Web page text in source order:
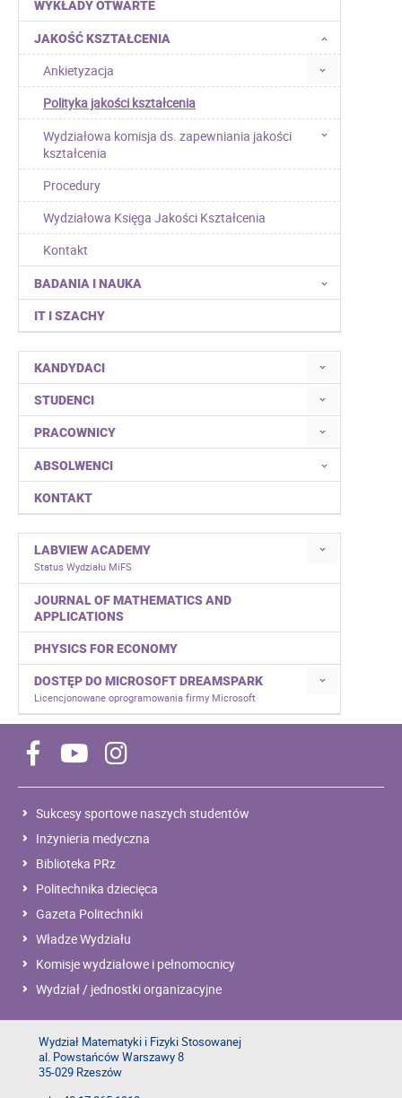
WYKŁADY OTWARTE
JAKOŚĆ KSZTAŁCENIA
Ankietyzacja
Polityka jakości kształcenia
Wydziałowa komisja ds. zapewniania jakości
kształcenia
Procedury
Wydziałowa Księga Jakości Kształcenia
Kontakt
BADANIA I NAUKA
IT I SZACHY
KANDYDACI
STUDENCI
PRACOWNICY
ABSOLWENCI
KONTAKT
LABVIEW ACADEMY
Status Wydziału MiFS
JOURNAL OF MATHEMATICS AND
APPLICATIONS
PHYSICS FOR ECONOMY
DOSTĘP DO MICROSOFT DREAMSPARK
Licencjonowane oprogramowania firmy Microsoft
Sukcesy sportowe naszych studentów
Inżynieria medyczna
Biblioteka PRz
Politechnika dziecięca
Gazeta Politechniki
Władze Wydziału
Komisje wydziałowe i pełnomocnicy
Wydział / jednostki organizacyjne
Wydział Matematyki i Fizyki Stosowanej
al. Powstańców Warszawy 8
35-029 Rzeszów